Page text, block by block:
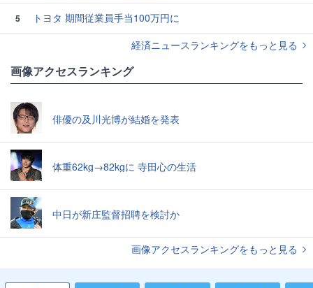
5
トヨタ 期間従業員手当100万円に
経済ニュースランキングをもっと見る
画像アクセスランキング
俳優の及川光博が結婚を発表
体重62kg→82kgに 寺田心の生活
中日が新庄監督招聘を検討か
画像アクセスランキングをもっと見る